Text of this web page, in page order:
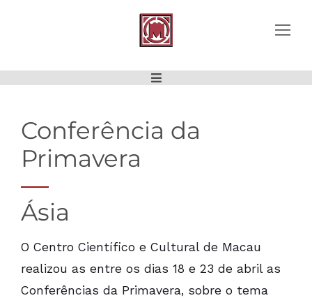
Conferência da
Primavera
Ásia
O Centro Científico e Cultural de Macau
realizou as entre os dias 18 e 23 de abril as
Conferências da Primavera, sobre o tema